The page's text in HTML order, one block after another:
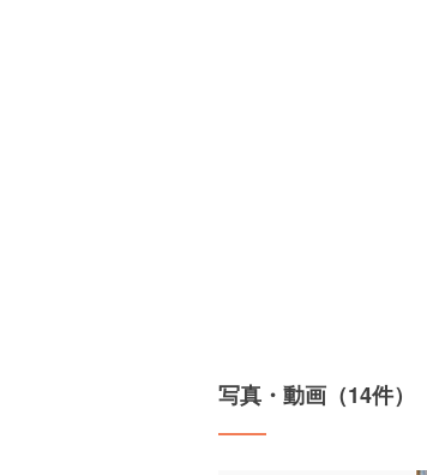
写真・動画（14件）